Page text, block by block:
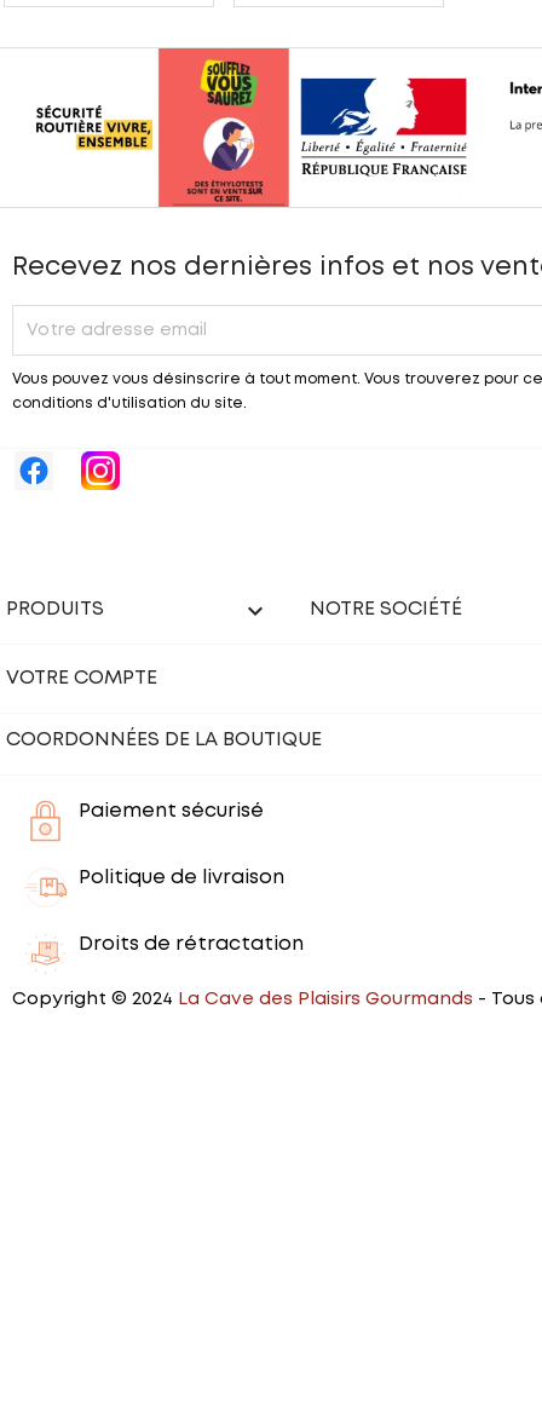
Recevez nos dernières infos et nos
Vous pouvez vous désinscrire à tout moment. Vous trouverez pour
conditions d'utilisation du site.
PRODUITS  NOTRE SOCIÉTÉ
VOTRE COMPTE
COORDONNÉES DE LA BOUTIQUE
Paiement sécurisé
Politique de livraison
Droits de rétractation
Copyright © 2024 La Cave des Plaisirs Gourmands - Tous